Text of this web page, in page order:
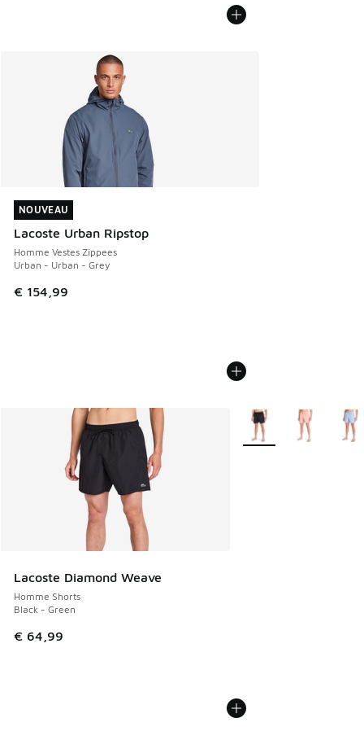
NOUVEAU
Lacoste Urban Ripstop
Homme Vestes Zippees
Urban - Urban - Grey
€ 154,99
NOUVEAU
Lacoste Diamond Weave
Homme Shorts
Black - Green
€ 64,99
Plus de couleurs